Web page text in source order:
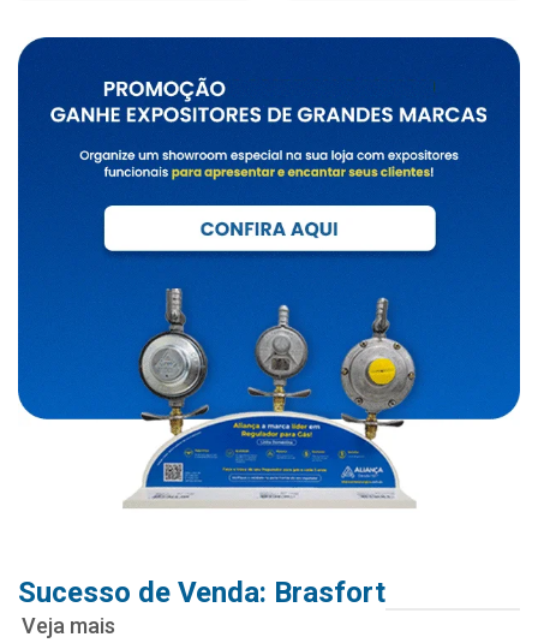
Sucesso de Venda: Brasfort
Veja mais